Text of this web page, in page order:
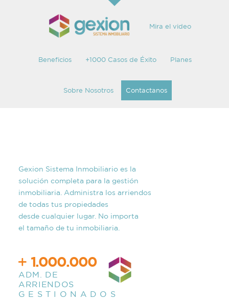
Mira el video
Beneficios +1000 Casos de Éxito Planes
Sobre Nosotros Contactanos
Gexion Sistema Inmobiliario es la
solución completa para la gestión
inmobiliaria. Administra los arriendos
de todas tus propiedades
desde cualquier lugar. No importa
el tamaño de tu inmobiliaria.
1.000.000
ADM. DE
ARRIENDOS
G E S T I O N A D O S